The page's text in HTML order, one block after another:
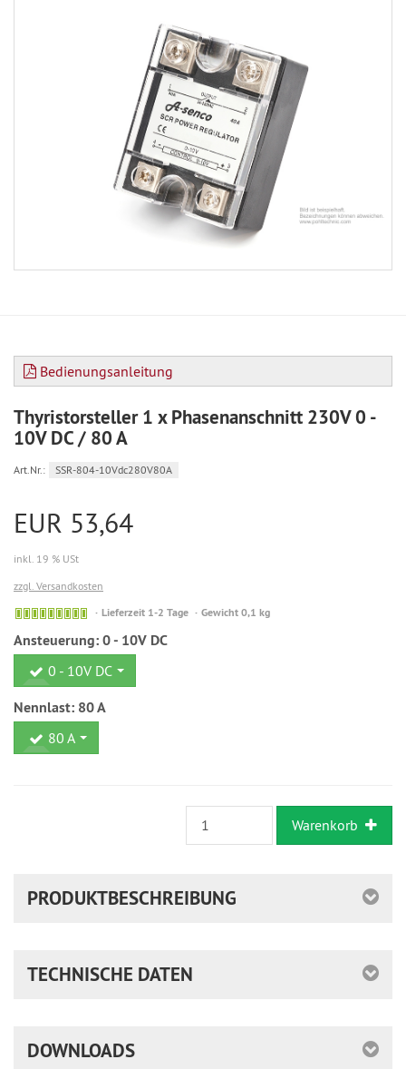
Bedienungsanleitung
Thyristorsteller 1 x Phasenanschnitt 230V 0 -
10V DC / 80 A
Art.Nr.: SSR-804-10Vdc280V80A
EUR 53,64
inkl. 19 % USt
zzgl. Versandkosten
Sofort
ausreichende
Lieferzeit 1-2 Tage Gewicht 0,1 kg
Ansteuerung:0 - 10V DC
0 - 10V DC
Nennlast: 80 A
80 A
Warenkorb
PRODUKTBESCHREIBUNG
TECHNISCHE DATEN
DOWNLOADS